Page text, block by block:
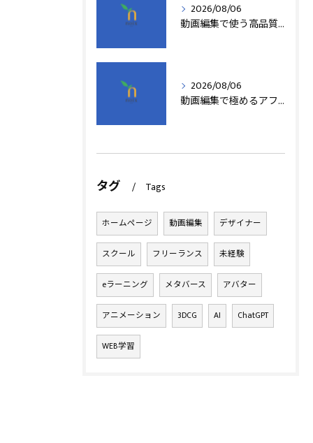
2026/08/06
動画編集で使う高品質アフターエフェクトテンプレート活用術
2026/08/06
動画編集で極めるアフターエフェクト基本技術
タグ Tags
ホームページ 動画編集 デザイナー
スクール フリーランス 未経験
eラーニング メタバース アバター
アニメーション 3DCG AI ChatGPT
WEB学習